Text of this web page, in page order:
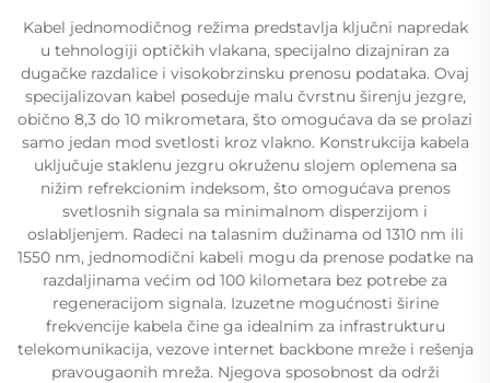
Kabel jednomodičnog režima predstavlja ključni napredak
u tehnologiji optičkih vlakana, specijalno dizajniran za
dugačke razdalice i visokobrzinsku prenosu podataka. Ovaj
specijalizovan kabel poseduje malu čvrstnu širenju jezgre,
obično 8,3 do 10 mikrometara, što omogućava da se prolazi
samo jedan mod svetlosti kroz vlakno. Konstrukcija kabela
uključuje staklenu jezgru okruženu slojem oplemena sa
nižim refrekcionim indeksom, što omogućava prenos
svetlosnih signala sa minimalnom disperzijom i
oslabljenjem. Radeci na talasnim dužinama od 1310 nm ili
1550 nm, jednomodični kabeli mogu da prenose podatke na
razdaljinama većim od 100 kilometara bez potrebe za
regeneracijom signala. Izuzetne mogućnosti širine
frekvencije kabela čine ga idealnim za infrastrukturu
telekomunikacija, vezove internet backbone mreže i rešenja
pravougaonih mreža. Njegova sposobnost da održi